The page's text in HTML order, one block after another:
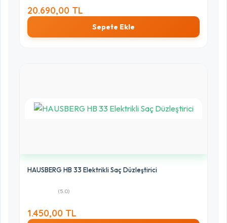
20.690,00 TL
Sepete Ekle
HAUSBERG HB 33 Elektrikli Saç Düzleştirici
(5.0)
1.450,00 TL